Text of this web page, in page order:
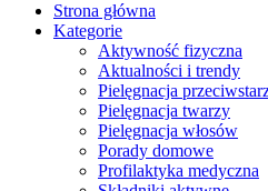
Strona główna
Kategorie
Aktywność fizyczna
Aktualności i trendy
Pielęgnacja
Pielęgnacja twarzy
Pielęgnacja włosów
Porady domowe
Profilaktyka medyczna